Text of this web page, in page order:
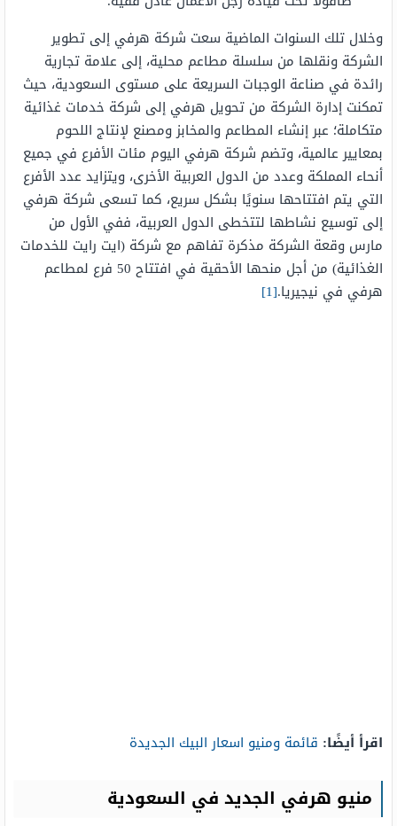
وخلال تلك السنوات الماضية سعت شركة هرفي إلى تطوير
الشركة ونقلها من سلسلة مطاعم محلية، إلى علامة تجارية
رائدة في صناعة الوجبات السريعة على مستوى السعودية، حيث
تمكنت إدارة الشركة من تحويل هرفي إلى شركة خدمات غذائية
متكاملة؛ عبر إنشاء المطاعم والمخابز ومصنع لإنتاج اللحوم
بمعايير عالمية، وتضم شركة هرفي اليوم مئات الأفرع في جميع
أنحاء المملكة وعدد من الدول العربية الأخرى، ويتزايد عدد الأفرع
التي يتم افتتاحها سنويًا بشكل سريع، كما تسعى شركة هرفي
إلى توسيع نشاطها لتتخطى الدول العربية، ففي الأول من
مارس وقعة الشركة مذكرة تفاهم مع شركة (ايت رايت للخدمات
الغذائية) من أجل منحها الأحقية في افتتاح 50 فرع لمطاعم
هرفي في نيجيريا.[1]
اقرأ أيضًا: قائمة ومنيو اسعار البيك الجديدة
منيو هرفي الجديد في السعودية